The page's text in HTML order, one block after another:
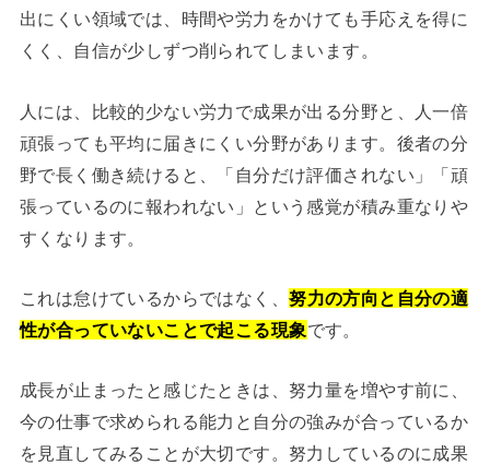
出にくい領域では、時間や労力をかけても手応えを得に
くく、自信が少しずつ削られてしまいます。
人には、比較的少ない労力で成果が出る分野と、人一倍
頑張っても平均に届きにくい分野があります。後者の分
野で長く働き続けると、「自分だけ評価されない」「頑
張っているのに報われない」という感覚が積み重なりや
すくなります。
これは怠けているからではなく、努力の方向と自分の適
性が合っていないことで起こる現象です。
成長が止まったと感じたときは、努力量を増やす前に、
今の仕事で求められる能力と自分の強みが合っているか
を見直してみることが大切です。努力しているのに成果